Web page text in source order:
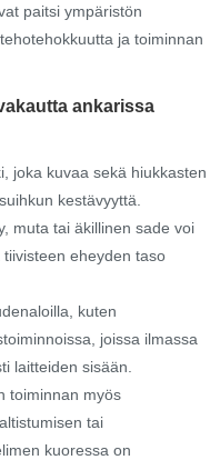
paitsi ympäristön
ja toiminnan
ankarissa
joka kuvaa sekä hiukkasten
kestävyyttä.
muta tai äkillinen sade voi
eheyden taso
kuten
joissa ilmassa
laitteiden sisään.
toiminnan myös
tai
kuoressa on